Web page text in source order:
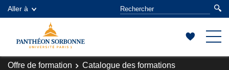
Aller à
Offre de formation
Catalogue des formations